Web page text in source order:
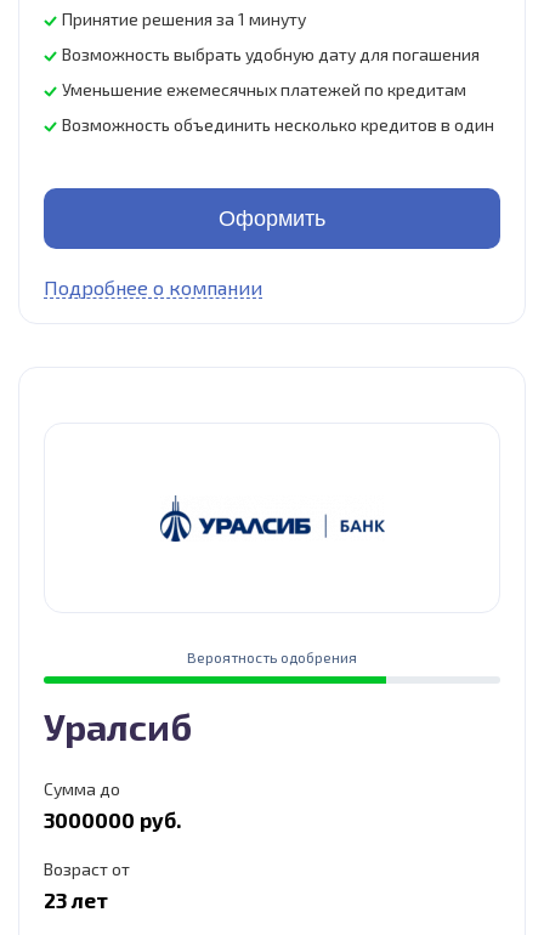
Принятие решения за 1 минуту
Возможность выбрать удобную дату для погашения
Уменьшение ежемесячных платежей по кредитам
Возможность объединить несколько кредитов в один
Оформить
Подробнее о компании
Вероятность одобрения
Уралсиб
Сумма до
3000000 руб.
Возраст от
23 лет